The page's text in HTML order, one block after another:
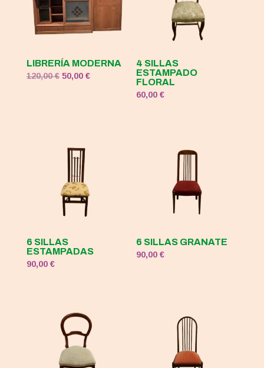
LIBRERÍA MODERNA
120,00€ El
50,00 €El
4 SILLAS
ESTAMPADO
FLORAL
60,00€
6 SILLAS
ESTAMPADAS
90,00 €
6 SILLAS GRANATE
90,00€